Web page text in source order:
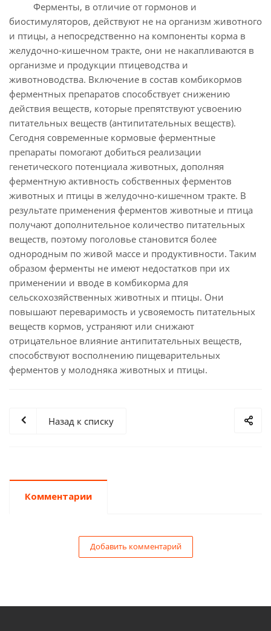
Ферменты, в отличие от гормонов и
биостимуляторов, действуют не на организм животного
и птицы, а непосредственно на компоненты корма в
желудочно-кишечном тракте, они не накапливаются в
организме и продукции птицеводства и
животноводства. Включение в состав комбикормов
ферментных препаратов способствует снижению
действия веществ, которые препятствуют усвоению
питательных веществ (антипитательных веществ).
Сегодня современные кормовые ферментные
препараты помогают добиться реализации
генетического потенциала животных, дополняя
ферментную активность собственных ферментов
животных и птицы в желудочно-кишечном тракте. В
результате применения ферментов животные и птица
получают дополнительное количество питательных
веществ, поэтому поголовье становится более
однородным по живой массе и продуктивности. Таким
образом ферменты не имеют недостатков при их
применении и вводе в комбикорма для
сельскохозяйственных животных и птицы. Они
повышают переваримость и усвояемость питательных
веществ кормов, устраняют или снижают
отрицательное влияние антипитательных веществ,
способствуют восполнению пищеварительных
ферментов у молодняка животных и птицы.
Назад к списку
Комментарии
Добавить комментарий